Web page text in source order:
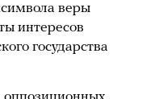
веры
интересов
государства